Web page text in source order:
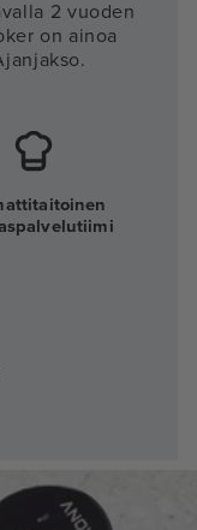
2 vuoden
on ainoa